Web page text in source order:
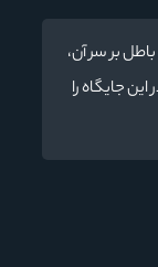
بر سر آن،
جایگاه را